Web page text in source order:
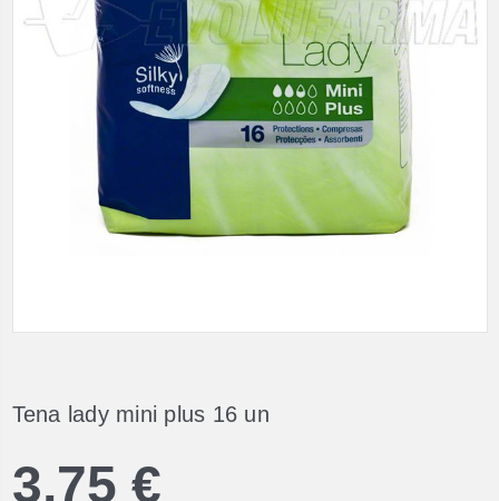
Tena lady mini plus 16 un
3,75 €